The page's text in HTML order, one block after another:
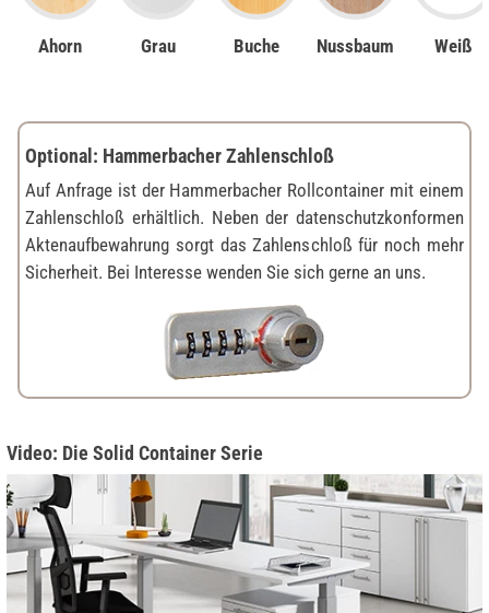
Ahorn Grau Buche Nussbaum Weiß
Optional: Hammerbacher Zahlenschloß
Auf Anfrage ist der Hammerbacher Rollcontainer mit einem
Zahlenschloß erhältlich. Neben der datenschutzkonformen
Aktenaufbewahrung sorgt das Zahlenschloß für noch mehr
Sicherheit. Bei Interesse wenden Sie sich gerne an uns.
Video: Die Solid Container Serie